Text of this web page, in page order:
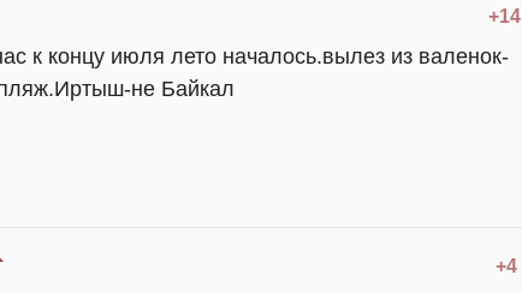
+14
к концу июля лето началось.вылез из валенок-
не Байкал
+4